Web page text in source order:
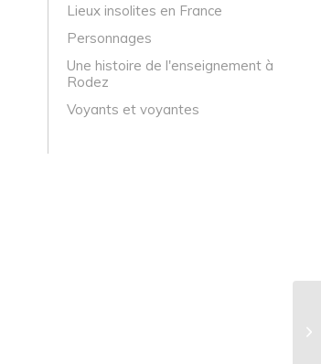
Lieux insolites en France
Personnages
Une histoire de l'enseignement à
Rodez
Voyants et voyantes